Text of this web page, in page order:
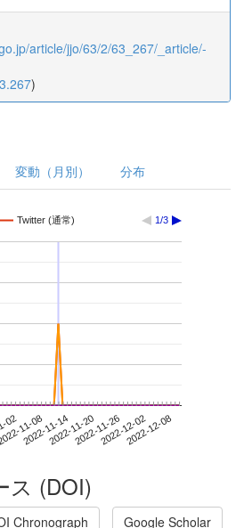
article/jjo/63/2/63_267/_article/-
)
変動（月別） 分布
Twitter (通常) 1/3
0211-08
2022-11-142022-11-202022-11-262022-12-022022-12-08
ス (DOI)
Chronograph Google Scholar